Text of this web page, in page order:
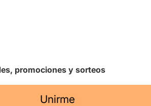
promociones y sorteos
Unirme